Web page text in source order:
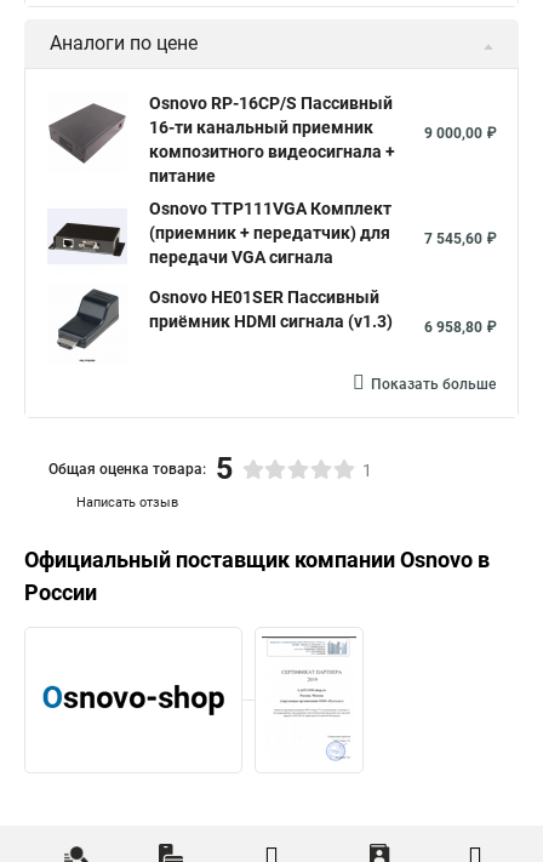
Аналоги по цене
Osnovo RP-16CP/S Пассивный
16-ти канальный приемник
композитного видеосигнала +
питание
9 000,00 ₽
Osnovo TTP111VGA Комплект
(приемник + передатчик) для
передачи VGA сигнала
7 545,60 ₽
Osnovo HE01SER Пассивный
приёмник HDMI сигнала (v1.3)
6 958,80 ₽
Показать больше
Написать отзыв
Общая оценка товара: 5 1
Официальный поставщик компанииOsnovo в
России